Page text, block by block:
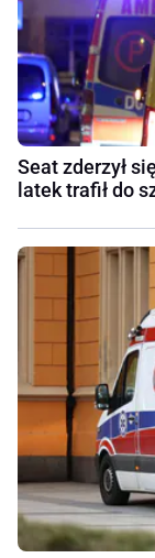
Seat zderzył
latek trafił do